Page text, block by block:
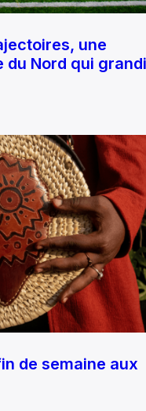
une
du Nord qui
de semaine aux